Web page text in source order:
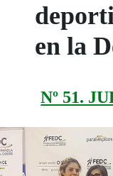
en la
Nº 51.